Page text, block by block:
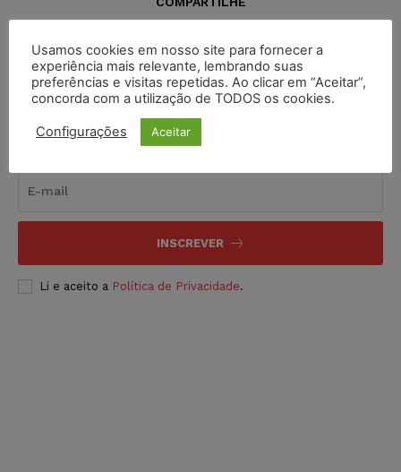
Inscreva-se
INSCREVER
Li e aceito a Política de Privacidade.
Usamos cookies em nosso site para fornecer a
experiência mais relevante, lembrando suas
preferências e visitas repetidas. Ao clicar em “Aceitar”,
concorda com a utilização de TODOS os cookies.
Configurações Aceitar